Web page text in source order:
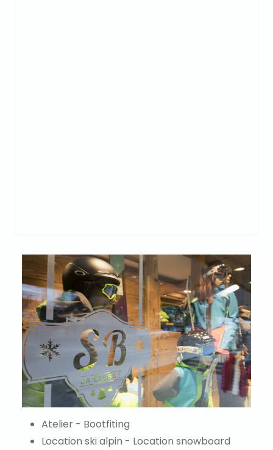
Atelier - Bootfiting
Location ski alpin - Location snowboard